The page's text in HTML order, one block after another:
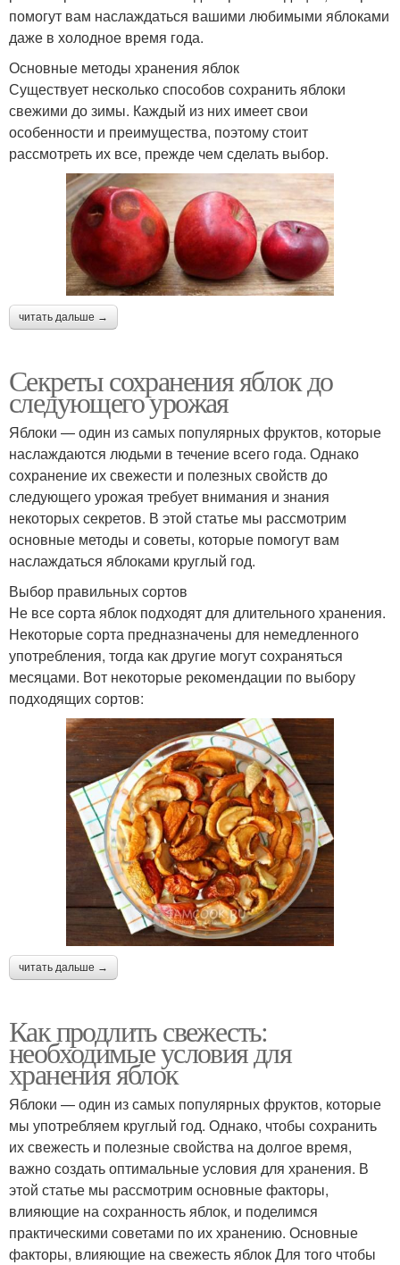
помогут вам наслаждаться вашими любимыми яблоками
даже в холодное время года.
Основные методы хранения яблок
Существует несколько способов сохранить яблоки
свежими до зимы. Каждый из них имеет свои
особенности и преимущества, поэтому стоит
рассмотреть их все, прежде чем сделать выбор.
читать дальше →
Секреты сохранения яблок до
следующего урожая
Яблоки — один из самых популярных фруктов, которые
наслаждаются людьми в течение всего года. Однако
сохранение их свежести и полезных свойств до
следующего урожая требует внимания и знания
некоторых секретов. В этой статье мы рассмотрим
основные методы и советы, которые помогут вам
наслаждаться яблоками круглый год.
Выбор правильных сортов
Не все сорта яблок подходят для длительного хранения.
Некоторые сорта предназначены для немедленного
употребления, тогда как другие могут сохраняться
месяцами. Вот некоторые рекомендации по выбору
подходящих сортов:
читать дальше →
Как продлить свежесть:
необходимые условия для
хранения яблок
Яблоки — один из самых популярных фруктов, которые
мы употребляем круглый год. Однако, чтобы сохранить
их свежесть и полезные свойства на долгое время,
важно создать оптимальные условия для хранения. В
этой статье мы рассмотрим основные факторы,
влияющие на сохранность яблок, и поделимся
практическими советами по их хранению. Основные
факторы, влияющие на свежесть яблок Для того чтобы